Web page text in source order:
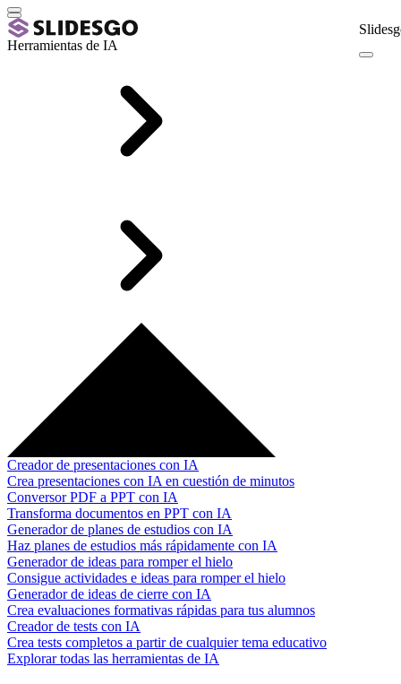
Herramientas de IA
Creador de presentaciones con IA
Crea presentaciones con IA en cuestión de minutos
Conversor PDF a PPT con IA
Transforma documentos en PPT con IA
Generador de planes de estudios con IA
Haz planes de estudios más rápidamente con IA
Generador de ideas para romper el hielo
Consigue actividades e ideas para romper el hielo
Generador de ideas de cierre con IA
Crea evaluaciones formativas rápidas para tus alumnos
Creador de tests con IA
Crea tests completos a partir de cualquier tema educativo
Explorar todas las herramientas de IA